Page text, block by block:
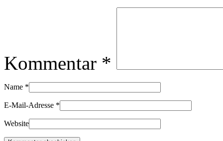
Kommentar *
Name *
E-Mail-Adresse *
Website